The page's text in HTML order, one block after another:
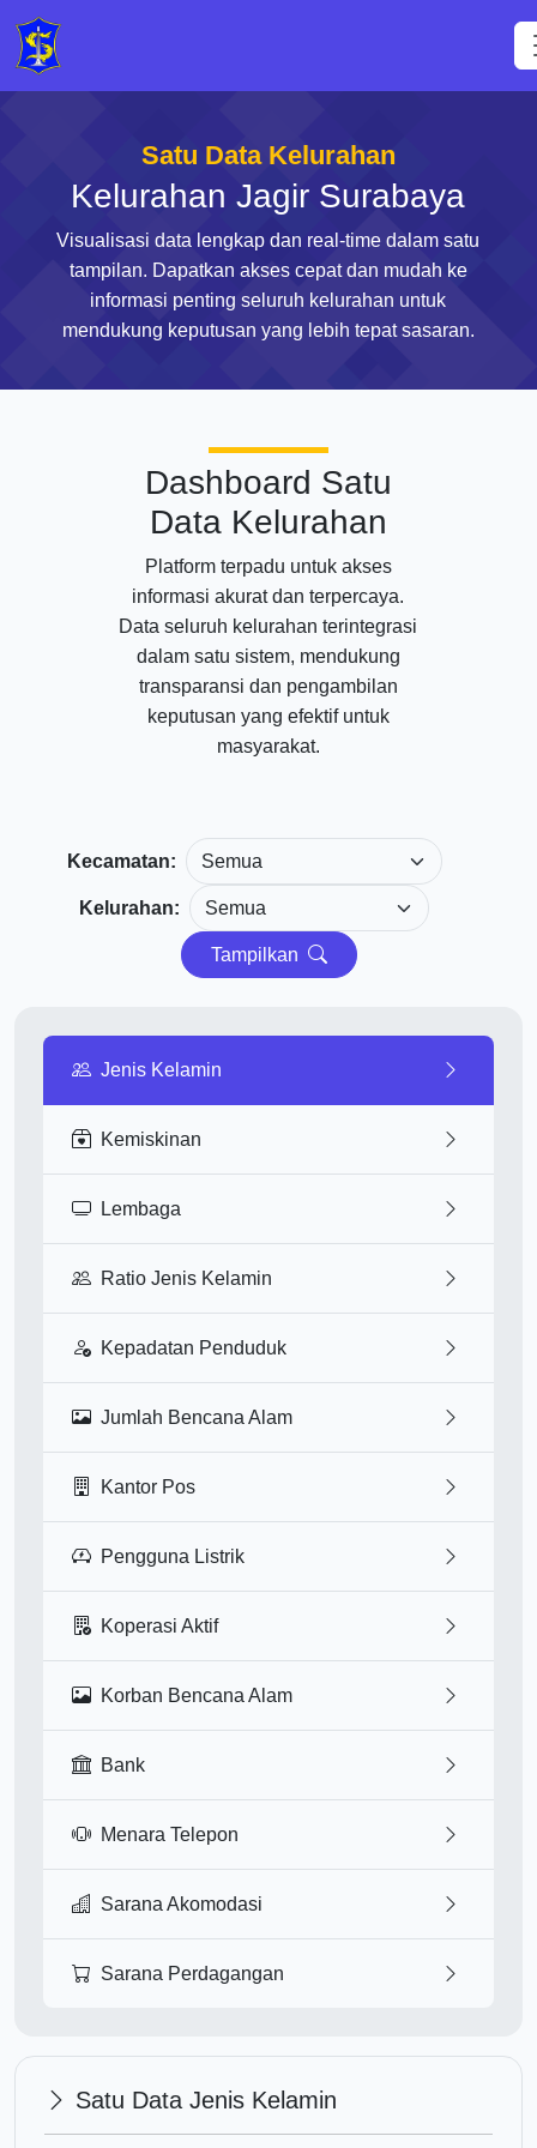
Satu Data Kelurahan
Kelurahan Jagir Surabaya
Visualisasi data lengkap dan real-time dalam satu
tampilan. Dapatkan akses cepat dan mudah ke
informasi penting seluruh kelurahan untuk
mendukung keputusan yang lebih tepat sasaran.
Dashboard Satu
Data Kelurahan
Platform terpadu untuk akses
informasi akurat dan terpercaya.
Data seluruh kelurahan terintegrasi
dalam satu sistem, mendukung
transparansi dan pengambilan
keputusan yang efektif untuk
masyarakat.
Kecamatan:
Kelurahan:
Tampilkan
Jenis Kelamin
Kemiskinan
Lembaga
Ratio Jenis Kelamin
Kepadatan Penduduk
Jumlah Bencana Alam
Kantor Pos
Pengguna Listrik
Koperasi Aktif
Korban Bencana Alam
Bank
Menara Telepon
Sarana Akomodasi
Sarana Perdagangan
Satu Data Jenis Kelamin